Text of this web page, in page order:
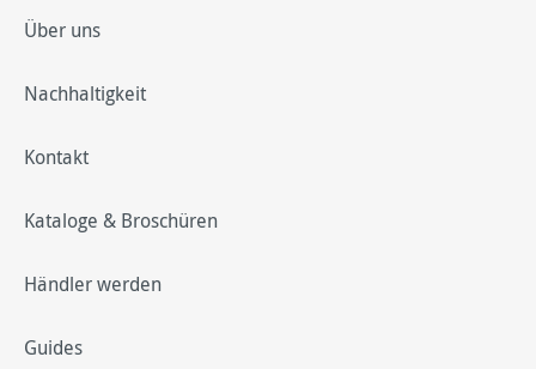
Über uns
Nachhaltigkeit
Kontakt
Kataloge & Broschüren
Händler werden
Guides